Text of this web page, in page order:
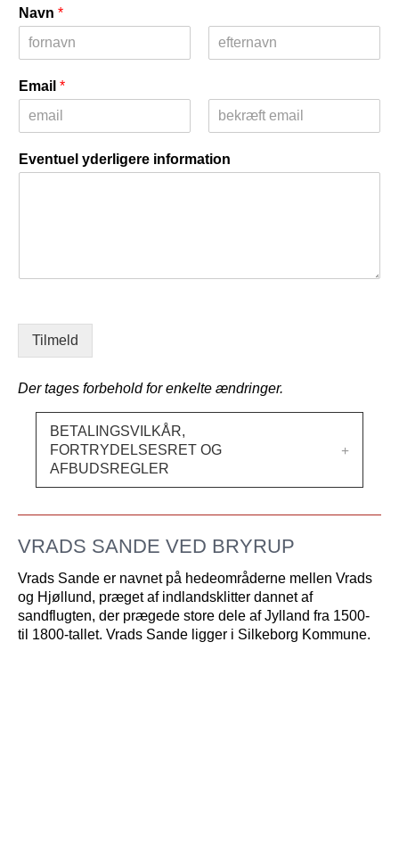
Navn *
o
r
v
n
n
a
v
Email *
m
a
o
n
i
Eventuel yderligere information
Tilmeld
Der tages forbehold for enkelte ændringer.
BETALINGSVILKÅR,
FORTRYDELSESRET OG
AFBUDSREGLER
Expand
VRADS SANDE VED BRYRUP
Vrads Sande er navnet på hedeområderne mellen Vrads
og Hjøllund, præget af indlandsklitter dannet af
sandflugten, der prægede store dele af Jylland fra 1500-
til 1800-tallet. Vrads Sande ligger i Silkeborg Kommune.